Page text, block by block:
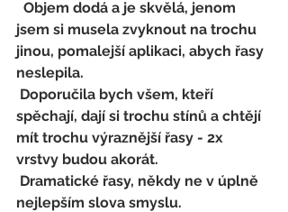
jsem si musela zvyknout na trochu
jinou, pomalejší aplikaci, abych řasy
neslepila.
spěchají, dají si trochu stínů a chtějí
mít trochu výraznější řasy - 2x
vrstvy budou akorát.
nejlepším slova smyslu.